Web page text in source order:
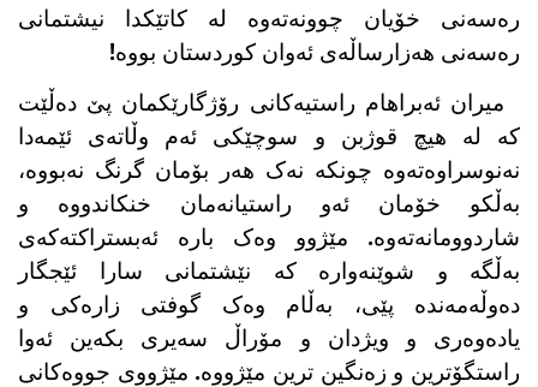
رەسەنی خۆیان چوونەتەوە لە کاتێکدا نیشتمانی
رەسەنی هەزارساڵەی ئەوان کوردستان بووە!
میران ئەبراهام راستیەکانی رۆژگارێکمان پێ دەڵێت
کە لە هیچ قوژبن و سوچێکی ئەم وڵاتەی ئێمەدا
نەنوسراوەتەوە چونکە نەک هەر بۆمان گرنگ نەبووە،
بەڵکو خۆمان ئەو راستیانەمان خنکاندووە و
شاردوومانەتەوە. مێژوو وەک بارە ئەبستراکتەکەی
بەڵگە و شوێنەوارە کە نێشتمانی سارا ئێجگار
دەوڵەمەندە پێی، بەڵام وەک گوفتی زارەکی و
یادەوەری و ویژدان و مۆراڵ سەیری بکەین ئەوا
راستگۆترین و زەنگین ترین مێژووە. مێژووی جووەکانی